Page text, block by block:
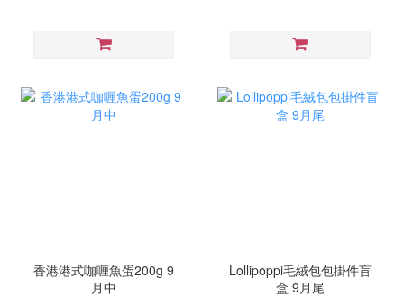
香港港式咖喱魚蛋200g 9
月中
Lollipoppi毛絨包包掛件盲
盒 9月尾